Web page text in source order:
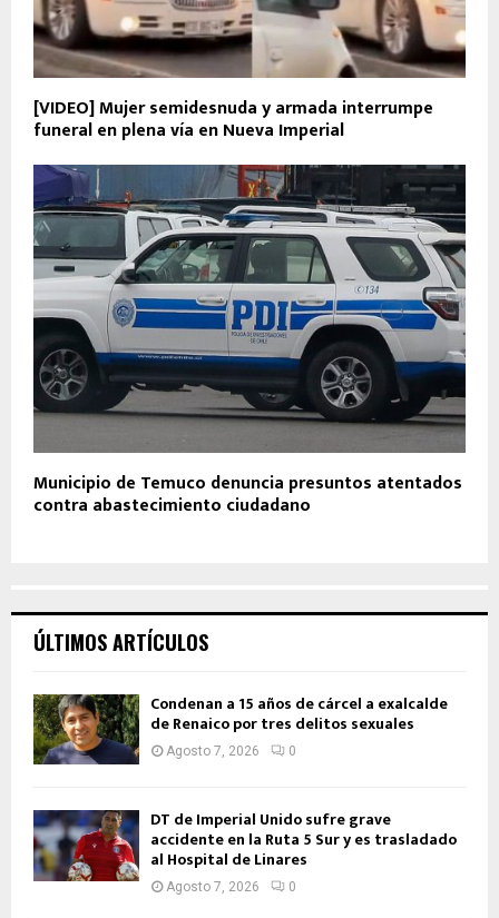
[VIDEO] Mujer semidesnuda y armada interrumpe
funeral en plena vía en Nueva Imperial
Municipio de Temuco denuncia presuntos atentados
contra abastecimiento ciudadano
ÚLTIMOS ARTÍCULOS
Condenan a 15 años de cárcel a exalcalde
de Renaico por tres delitos sexuales
Agosto 7, 2026 0
DT de Imperial Unido sufre grave
accidente en la Ruta 5 Sur y es trasladado
al Hospital de Linares
Agosto 7, 2026 0